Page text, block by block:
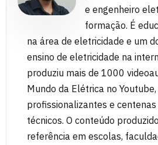
e engenheiro
formação. É
na área de eletricidade e um
ensino de eletricidade na
produziu mais de 1000
Mundo da Elétrica no
profissionalizantes e
técnicos. O conteúdo
referência em escolas,